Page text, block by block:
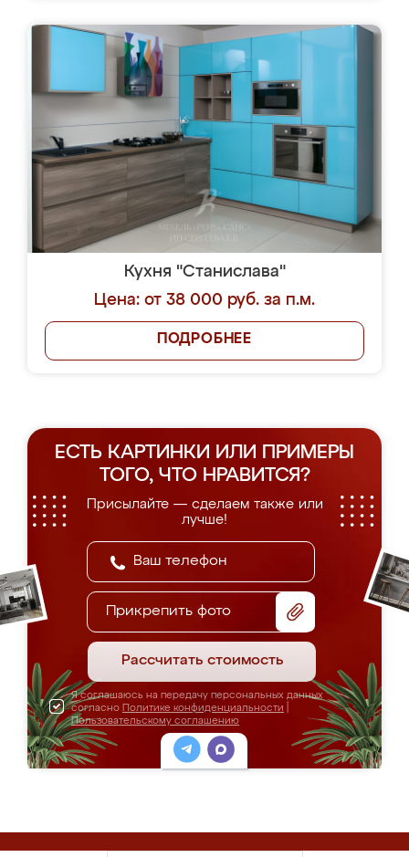
Кухня "Станислава"
Цена: от 38 000 руб. за п.м.
ПОДРОБНЕЕ
ЕСТЬ КАРТИНКИ ИЛИ ПРИМЕРЫ
ТОГО, ЧТО НРАВИТСЯ?
Присылайте — сделаем также или
лучше!
Прикрепить фото
Рассчитать стоимость
Я соглашаюсь на передачу персональных данных
согласно Политике конфиденциальности
Пользовательскому соглашению